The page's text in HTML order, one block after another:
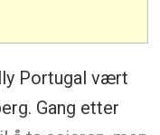
Portugal vært
Gang etter